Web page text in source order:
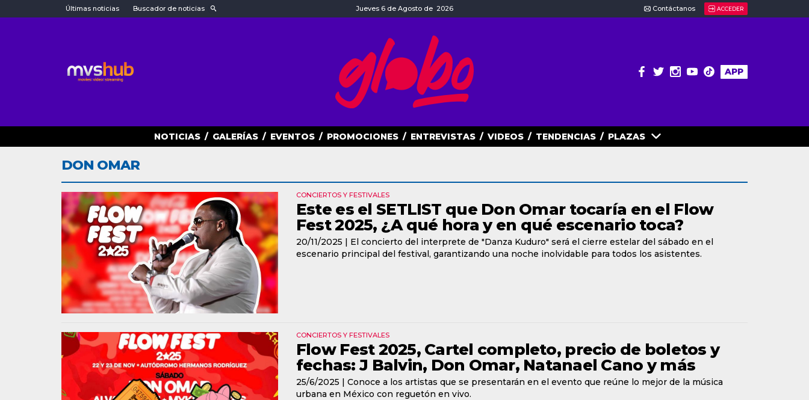
Últimas noticias Buscador de noticias Jueves 6 de Agosto de 2026 Contáctanos ACCEDER
APP
NOTICIAS / GALERÍAS / EVENTOS / PROMOCIONES / ENTREVISTAS / VIDEOS / TENDENCIAS / PLAZAS
DON OMAR
CONCIERTOS Y FESTIVALES
Este es el SETLIST que Don Omar tocaría en el Flow
Fest 2025, ¿A qué hora y en qué escenario toca?
20/11/2025 | El concierto del interprete de "Danza Kuduro" será el cierre estelar del sábado en el
escenario principal del festival, garantizando una noche inolvidable para todos los asistentes.
CONCIERTOS Y FESTIVALES
Flow Fest 2025, Cartel completo, precio de boletos y
fechas: J Balvin, Don Omar, Natanael Cano y más
25/6/2025 | Conoce a los artistas que se presentarán en el evento que reúne lo mejor de la música
urbana en México con reguetón en vivo.